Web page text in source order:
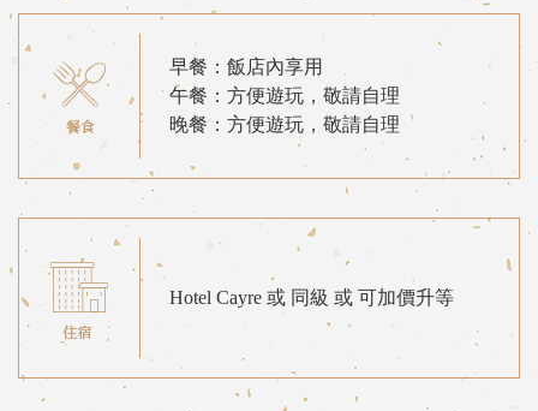
早餐：飯店內享用
午餐：方便遊玩，敬請自理
晚餐：方便遊玩，敬請自理
Hotel Cayre 或 同級 或 可加價升等